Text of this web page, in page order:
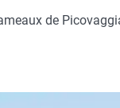
de